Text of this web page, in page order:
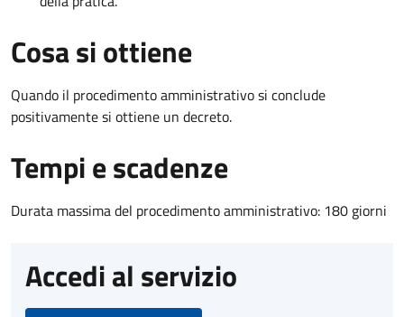
Cosa si ottiene
Quando il procedimento amministrativo si conclude
positivamente si ottiene un decreto.
Tempi e scadenze
Durata massima del procedimento amministrativo: 180 giorni
Accedi al servizio